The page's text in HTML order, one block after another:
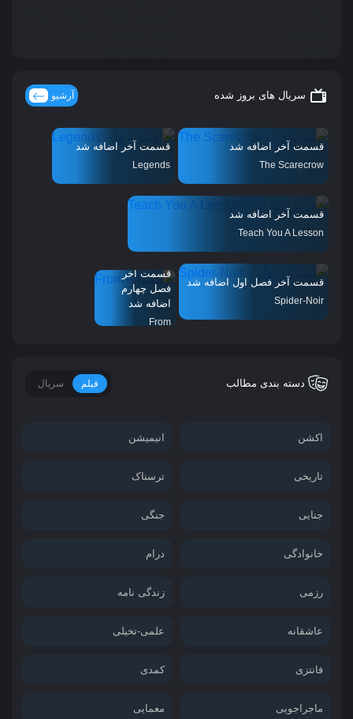
سریال های بروز شده آرشیو
قسمت آخر اضافه شد
The Scarecrow
قسمت آخر اضافه شد
Legends
قسمت آخر اضافه شد
Teach You A Lesson
قسمت آخر فصل اول اضافه شد
Spider-Noir
قسمت آخر
فصل چهارم
اضافه شد
From
دسته بندی مطالب فیلم سریال
اکشن انیمیشن
تاریخی ترسناک
جنایی جنگی
خانوادگی درام
رزمی زندگی نامه
عاشقانه علمی-تخیلی
فانتزی کمدی
ماجراجویی معمایی